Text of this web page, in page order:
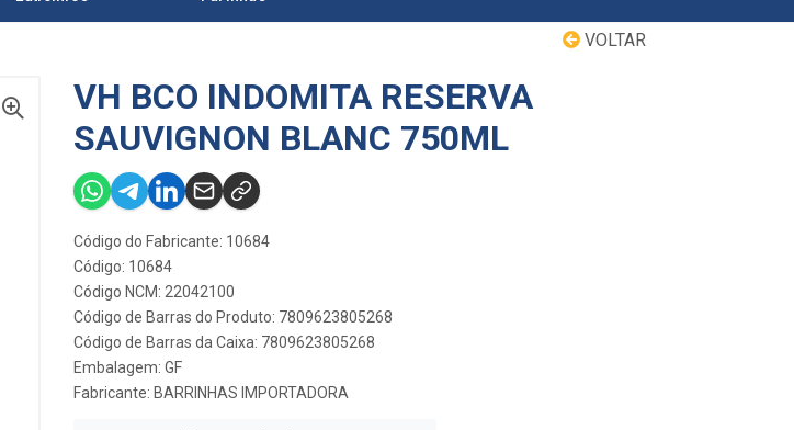
VOLTAR
VH BCO INDOMITA RESERVA
SAUVIGNON BLANC 750ML
Código do Fabricante: 10684
Código: 10684
Código NCM: 22042100
Código de Barras do Produto: 7809623805268
Código de Barras da Caixa: 7809623805268
Embalagem: GF
Fabricante: BARRINHAS IMPORTADORA